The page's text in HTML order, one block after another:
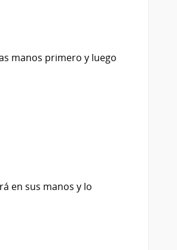
manos primero y luego
en sus manos y lo